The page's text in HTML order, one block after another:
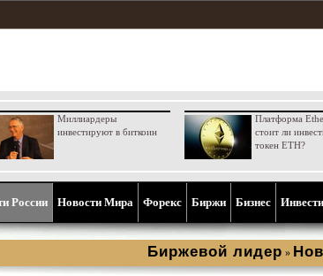
Миллиардеры
инвестируют в биткоин
Платформа
стоит ли
токен ETH?
России Новости Мира Форекс Биржи Бизнес
Биржевой лидер »